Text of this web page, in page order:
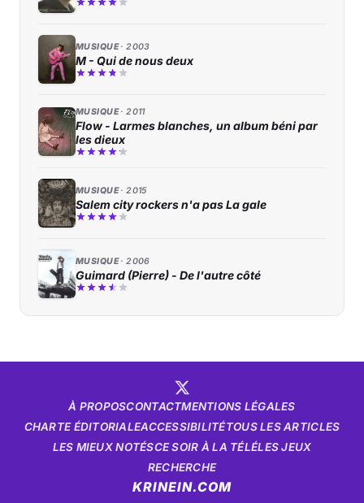
MUSIQUE 2003
M - Qui de nous deux
MUSIQUE 2011
Flow - Larmes blanches, un album béni par
les dieux
MUSIQUE 2015
Salem city rockers n'a pas La gale
MUSIQUE 2006
Guimard (Pierre) - De l'autre côté
À PROPOSCONTACTMENTIONS LÉGALES
CHARTE ÉDITORIALEACCESSIBILITÉTOUS LES ARTICLES
LES MIEUX NOTÉSCE SOIR À LA TÉLÉLES JEUX
RECHERCHE
KRINEIN.COM